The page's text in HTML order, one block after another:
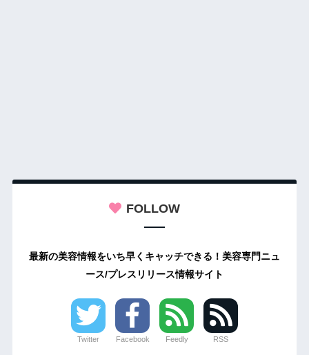
FOLLOW
最新の美容情報をいち早くキャッチできる！美容専門ニュ
ース/プレスリリース情報サイト
Twitter Facebook Feedly RSS